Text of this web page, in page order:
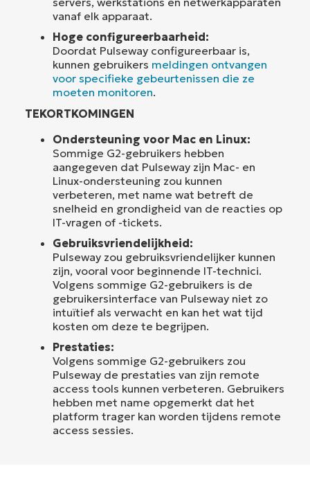
vanaf elk apparaat.
Hoge configureerbaarheid:
Doordat Pulseway configureerbaar is,
kunnen gebruikers meldingen ontvangen
voor specifieke gebeurtenissen die ze
moeten monitoren.
TEKORTKOMINGEN
Ondersteuning voor Mac en Linux:
Sommige G2-gebruikers hebben
aangegeven dat Pulseway zijn Mac- en
Linux-ondersteuning zou kunnen
verbeteren, met name wat betreft de
snelheid en grondigheid van de reacties op
IT-vragen of -tickets.
Gebruiksvriendelijkheid:
Pulseway zou gebruiksvriendelijker kunnen
zijn, vooral voor beginnende IT-technici.
Volgens sommige G2-gebruikers is de
gebruikersinterface van Pulseway niet zo
intuïtief als verwacht en kan het wat tijd
kosten om deze te begrijpen.
Prestaties:
Volgens sommige G2-gebruikers zou
Pulseway de prestaties van zijn remote
access tools kunnen verbeteren. Gebruikers
hebben met name opgemerkt dat het
platform trager kan worden tijdens remote
access sessies.